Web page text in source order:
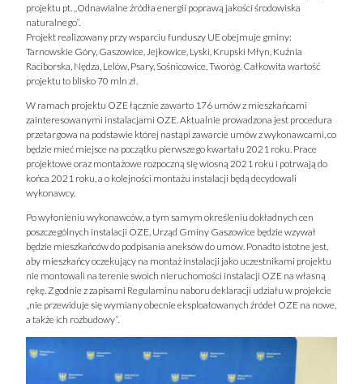
projektu pt. „Odnawialne źródła energii poprawą jakości środowiska
naturalnego”.
Projekt realizowany przy wsparciu funduszy UE obejmuje gminy:
Tarnowskie Góry, Gaszowice, Jejkowice, Lyski, Krupski Młyn, Kuźnia
Raciborska, Nędza, Lelów, Psary, Sośnicowice, Tworóg. Całkowita wartość
projektu to blisko 70 mln zł.
W ramach projektu OZE łącznie zawarto 176 umów z mieszkańcami
zainteresowanymi instalacjami OZE. Aktualnie prowadzona jest procedura
przetargowa na podstawie której nastąpi zawarcie umów z wykonawcami, co
będzie mieć miejsce na początku pierwszego kwartału 2021 roku. Prace
projektowe oraz montażowe rozpoczną się wiosną 2021 roku i potrwają do
końca 2021 roku, a o kolejności montażu instalacji będą decydowali
wykonawcy.
Po wyłonieniu wykonawców, a tym samym określeniu dokładnych cen
poszczególnych instalacji OZE, Urząd Gminy Gaszowice będzie wzywał
będzie mieszkańców do podpisania aneksów do umów. Ponadto istotne jest,
aby mieszkańcy oczekujący na montaż instalacji jako uczestnikami projektu
nie montowali na terenie swoich nieruchomości instalacji OZE na własną
rękę. Zgodnie z zapisami Regulaminu naboru deklaracji udziału w projekcie
„nie przewiduje się wymiany obecnie eksploatowanych źródeł OZE na nowe,
a także ich rozbudowy”.